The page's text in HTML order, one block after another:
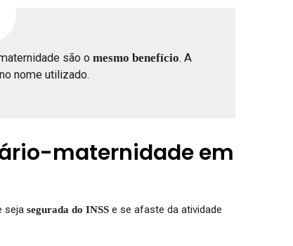
são o mesmo benefício. A
nome utilizado.
maternidade em
seja segurada do INSS e se afaste da atividade